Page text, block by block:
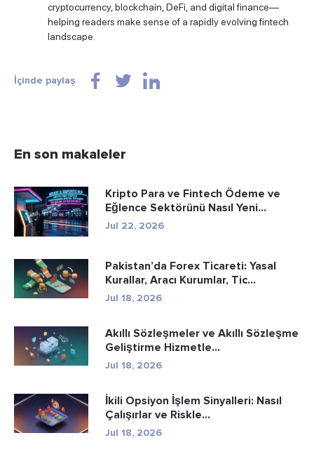
cryptocurrency, blockchain, DeFi, and digital finance—
helping readers make sense of a rapidly evolving fintech
landscape.
İçinde paylaş
En son makaleler
Kripto Para ve Fintech Ödeme ve
Eğlence Sektörünü Nasıl Yeni...
Jul 22, 2026
Pakistan’da Forex Ticareti: Yasal
Kurallar, Aracı Kurumlar, Tic...
Jul 18, 2026
Akıllı Sözleşmeler ve Akıllı Sözleşme
Geliştirme Hizmetle...
Jul 18, 2026
İkili Opsiyon İşlem Sinyalleri: Nasıl
Çalışırlar ve Riskle...
Jul 18, 2026